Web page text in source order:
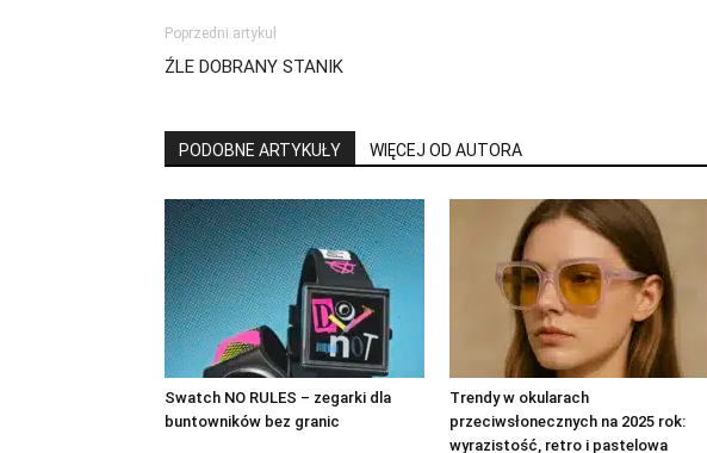
Poprzedni artykuł
ŹLE DOBRANY STANIK
PODOBNE ARTYKUŁY WIĘCEJ OD AUTORA
Swatch NO RULES – zegarki dla
buntowników bez granic
Trendy w okularach
przeciwsłonecznych na 2025 rok:
wyrazistość, retro i pastelowa